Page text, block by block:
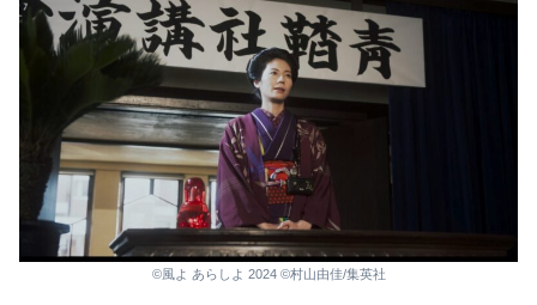
©風よ あらしよ 2024 ©村山由佳/集英社